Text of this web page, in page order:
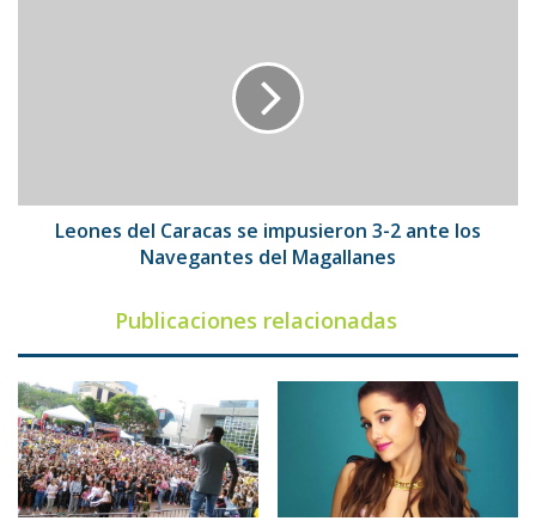
los
Navegantes
Leones del Caracas se impusieron 3-2 ante los
Navegantes del Magallanes
Publicaciones relacionadas